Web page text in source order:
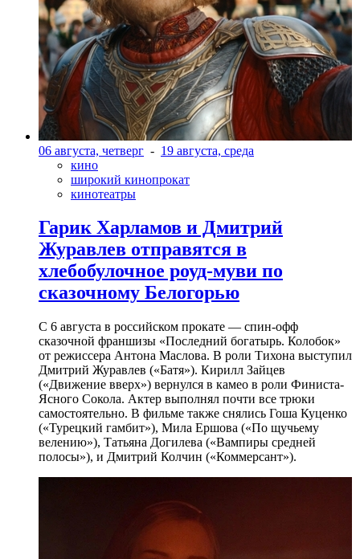
06 августа, четверг - 19 августа, среда
кино
широкий кинопрокат
кинотеатры
Гарик Харламов и Дмитрий
Журавлев отправятся в
хлебобулочное роуд-муви по
сказочному Белогорью
С 6 августа в российском прокате — спин-офф
сказочной франшизы «Последний богатырь. Колобок»
от режиссера Антона Маслова. В роли Тихона выступил
Дмитрий Журавлев («Батя»). Кирилл Зайцев
(«Движение вверх») вернулся в камео в роли Финиста-
Ясного Сокола. Актер выполнял почти все трюки
самостоятельно. В фильме также снялись Гоша Куценко
(«Турецкий гамбит»), Мила Ершова («По щучьему
велению»), Татьяна Догилева («Вампиры средней
полосы»), и Дмитрий Колчин («Коммерсант»).